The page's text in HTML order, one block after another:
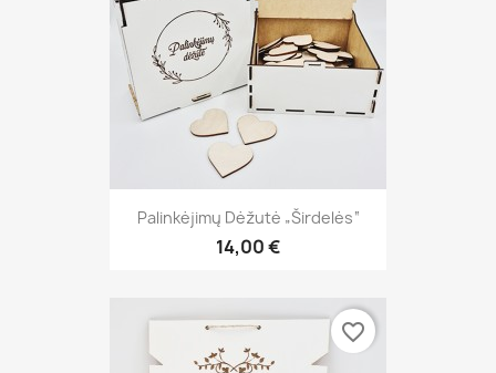
Palinkėjimų Dėžutė „Širdelės“
14,00 €
favorite_border